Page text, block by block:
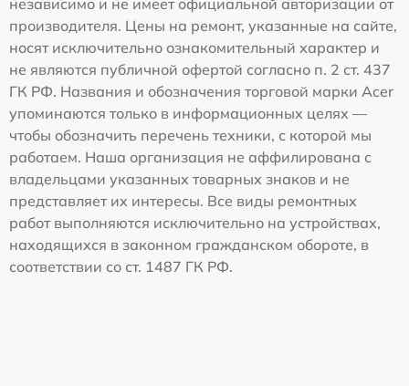
независимо и не имеет официальной авторизации от
производителя. Цены на ремонт, указанные на сайте,
носят исключительно ознакомительный характер и
не являются публичной офертой согласно п. 2 ст. 437
ГК РФ. Названия и обозначения торговой марки Acer
упоминаются только в информационных целях —
чтобы обозначить перечень техники, с которой мы
работаем. Наша организация не аффилирована с
владельцами указанных товарных знаков и не
представляет их интересы. Все виды ремонтных
работ выполняются исключительно на устройствах,
находящихся в законном гражданском обороте, в
соответствии со ст. 1487 ГК РФ.